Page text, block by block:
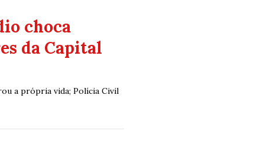
choca
da Capital
a própria vida; Polícia Civil